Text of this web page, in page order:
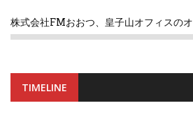
株式会社FMおおつ、皇子山オフィスの
TIMELINE